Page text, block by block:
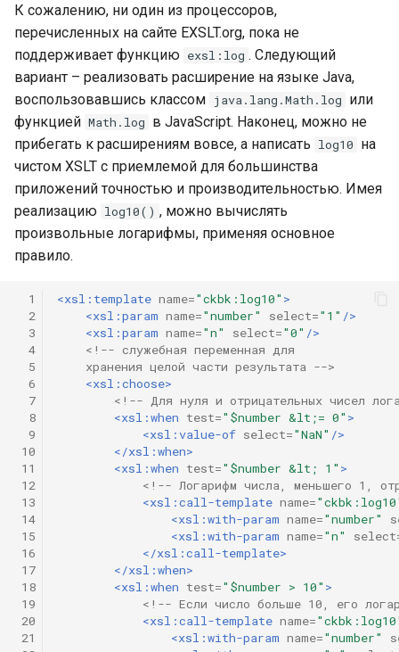
К сожалению, ни один из процессоров,
перечисленных на сайте EXSLT.org, пока не
поддерживает функцию exsl:log . Следующий
вариант – реализовать расширение на языке Java,
воспользовавшись классом java.lang.Math.log или
функцией Math.log в JavaScript. Наконец, можно не
прибегать к расширениям вовсе, а написать log10 на
чистом XSLT с приемлемой для большинства
приложений точностью и производительностью. Имея
реализацию log10() , можно вычислять
произвольные логарифмы, применяя основное
правило.
  1
  2
  3
  4
  5
  6
  7
  8
  9
10
11
12
13
14
15
16
17
18
19
20
21
<xsl:template name="ckbk:log10" >
<xsl:param name="number" select="1" />
<xsl:param name="n" select="0" />
<!-- служебная переменная для
    хранения целой части результата -->
<xsl:choose>
<!-- Для нуля и отрицательных чисел
<xsl:when test="$number &lt;= 0" >
<xsl:value-of select="NaN" />
</xsl:when>
<xsl:when test="$number &lt; 1" >
<!-- Логарифм числа, меньшего 1,
<xsl:call-template name=
<xsl:with-param name="number"
<xsl:with-param name="n"
</xsl:call-template>
</xsl:when>
<xsl:when test="$number > 10" >
<!-- Если число больше 10, его
<xsl:call-template name=
<xsl:with-param name="number"